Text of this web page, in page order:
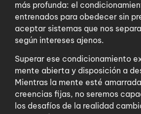
más profunda: el
entrenados para obedecer sin
aceptar sistemas que nos
según intereses ajenos.
Superar ese condicionamiento
mente abierta y disposición a
Mientras la mente esté
creencias fijas, no seremos
los desafíos de la realidad